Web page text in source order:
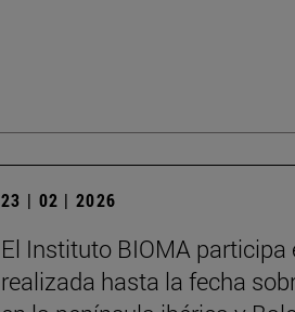
23 | 02 | 2026
El Instituto BIOMA
realizada hasta la fecha